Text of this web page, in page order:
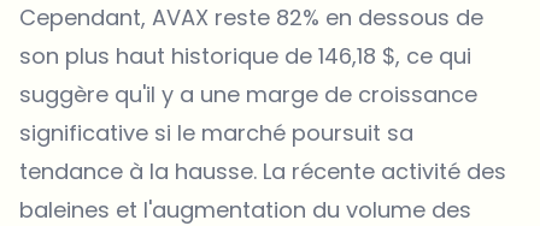
Cependant, AVAX reste 82% en dessous de
son plus haut historique de 146,18 $, ce qui
suggère qu'il y a une marge de croissance
significative si le marché poursuit sa
tendance à la hausse. La récente activité des
baleines et l'augmentation du volume des